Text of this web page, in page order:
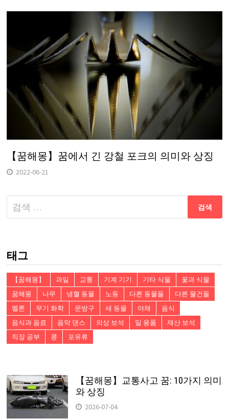
【꿈해몽】꿈에서 긴 강철 포크의 의미와 상징
2022-06-21
다
음
태그
【꿈해몽】 과일 교통 기계 기기 기타 식물
꽃과 식물
꿈해몽
나무 냉혈 동물 노동 다른 동물들
다른 물건들
멜론
무기 화학 문방구 새 동물 야채
음식
음식과 음료
음악 댄스 의상 보석 일 용품
재산 보석
직장 공부
콩 포유류
【꿈해몽】교통사고 꿈: 10가지 의미
와 상징
2026-07-04